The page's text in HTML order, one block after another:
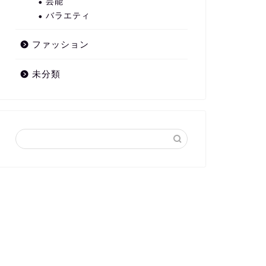
バラエティ
ファッション
未分類